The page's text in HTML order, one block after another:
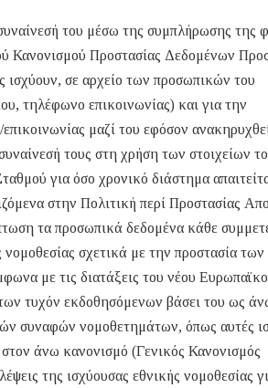
του μέσω της συμπλήρωσης της
Κανονισμού Προστασίας Δεδομένων
σε αρχείο των προσωπικών του
τηλέφωνο επικοινωνίας) και για την
μαζί του εφόσον
τους στη χρήση των στοιχείων
για όσο χρονικό διάστημα
στην Πολιτική περί Προστασίας
τα προσωπικά δεδομένα κάθε
νομοθεσίας σχετικά με την προστασία
με τις διατάξεις του νέου
τυχόν εκδοθησόμενων βάσει του ως
συναφών νομοθετημάτων, όπως αυτές
άνω κανονισμό (Γενικός Κανονισμός
της ισχύουσας εθνικής νομοθεσίας